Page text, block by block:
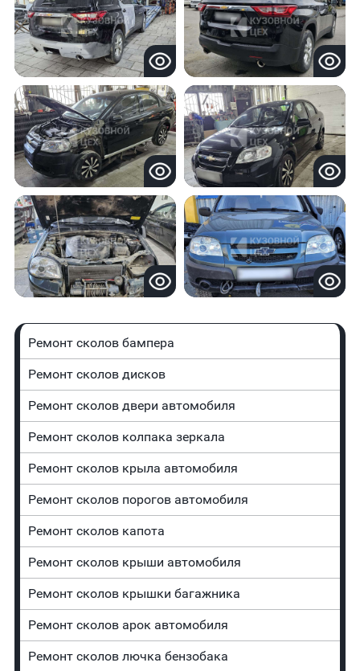
Ремонт сколов бампера
Ремонт сколов дисков
Ремонт сколов двери автомобиля
Ремонт сколов колпака зеркала
Ремонт сколов крыла автомобиля
Ремонт сколов порогов автомобиля
Ремонт сколов капота
Ремонт сколов крыши автомобиля
Ремонт сколов крышки багажника
Ремонт сколов арок автомобиля
Ремонт сколов лючка бензобака